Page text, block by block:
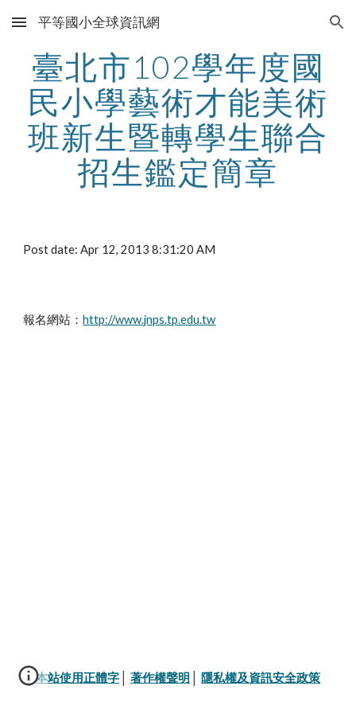
Skip to main content Skip to navigation
平等國小全球資訊網
臺北市102學年度國
民小學藝術才能美術
班新生暨轉學生聯合
招生鑑定簡章
Post date: Apr 12, 2013 8:31:20 AM
報名網站：http://www.jnps.tp.edu.tw
本站使用正體字 著作權聲明 隱私權及資訊安全政策